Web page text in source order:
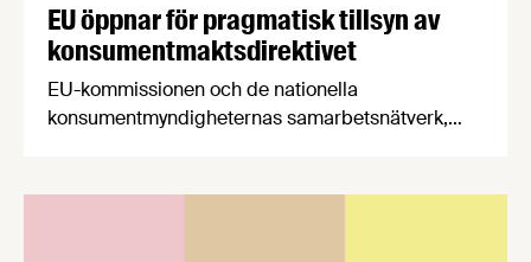
EU öppnar för pragmatisk tillsyn av
konsumentmaktsdirektivet
EU-kommissionen och de nationella
konsumentmyndigheternas samarbetsnätverk,